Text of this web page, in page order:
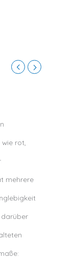
rot,
mehrere
darüber